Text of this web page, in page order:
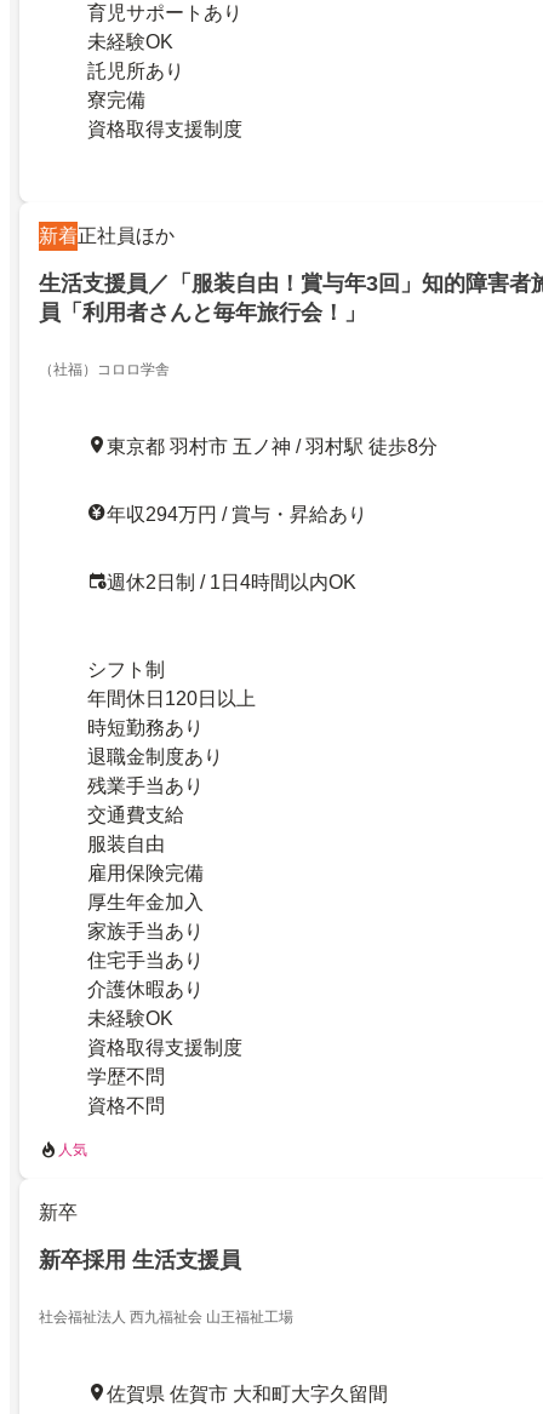
育児サポートあり
未経験OK
託児所あり
寮完備
資格取得支援制度
新着正社員ほか
生活支援員／「服装自由！賞与年3回」知的障害者
員「利用者さんと毎年旅行会！」
（社福）コロロ学舎
東京都 羽村市 五ノ神 / 羽村駅 徒歩8分
年収294万円 / 賞与・昇給あり
週休2日制 / 1日4時間以内OK
シフト制
年間休日120日以上
時短勤務あり
退職金制度あり
残業手当あり
交通費支給
服装自由
雇用保険完備
厚生年金加入
家族手当あり
住宅手当あり
介護休暇あり
未経験OK
資格取得支援制度
学歴不問
資格不問
人気
新卒
新卒採用 生活支援員
社会福祉法人 西九福祉会 山王福祉工場
佐賀県 佐賀市 大和町大字久留間